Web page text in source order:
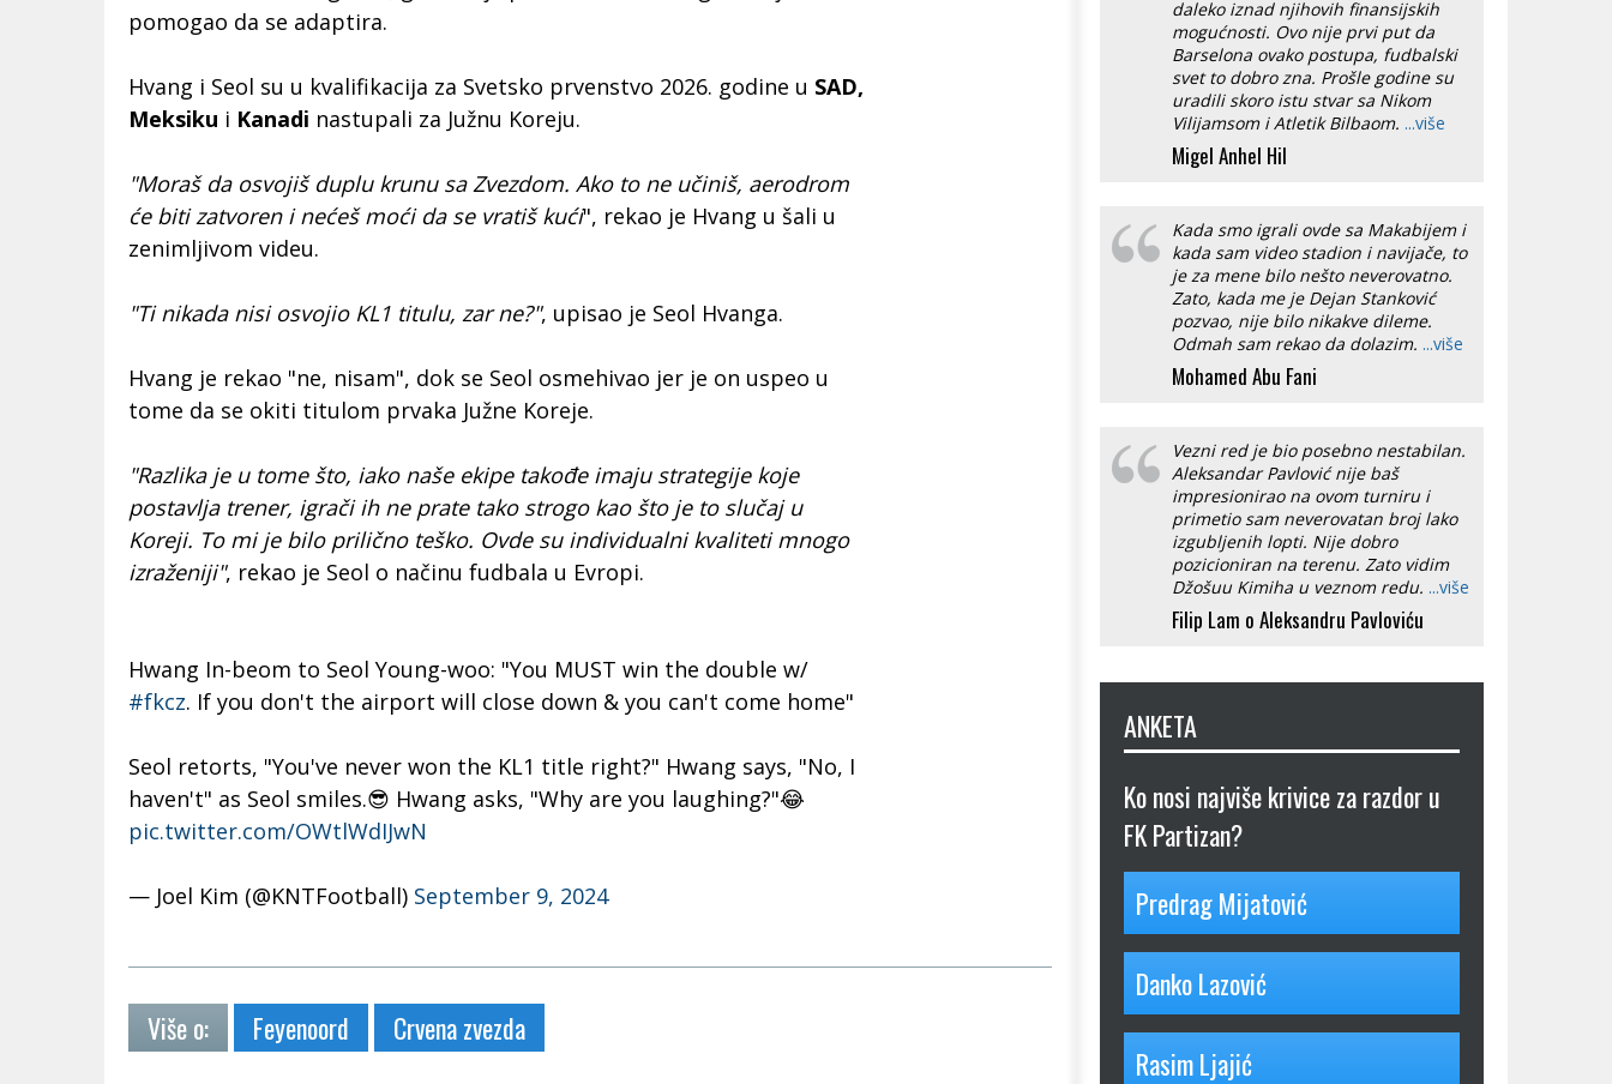
pomogao da se adaptira.
Hvang i Seol su u kvalifikacija za Svetsko prvenstvo 2026. godine u SAD,
Meksiku i Kanadi nastupali za Južnu Koreju.
"Moraš da osvojiš duplu krunu sa Zvezdom. Ako to ne učiniš, aerodrom
će biti zatvoren i nećeš moći da se vratiš kući", rekao je Hvang u šali u
zenimljivom videu.
"Ti nikada nisi osvojio KL1 titulu, zar ne?", upisao je Seol Hvanga.
Hvang je rekao "ne, nisam", dok se Seol osmehivao jer je on uspeo u
tome da se okiti titulom prvaka Južne Koreje.
"Razlika je u tome što, iako naše ekipe takođe imaju strategije koje
postavlja trener, igrači ih ne prate tako strogo kao što je to slučaj u
Koreji. To mi je bilo prilično teško. Ovde su individualni kvaliteti mnogo
izraženiji", rekao je Seol o načinu fudbala u Evropi.
Hwang In-beom to Seol Young-woo: "You MUST win the double w/
#fkcz. If you don't the airport will close down & you can't come home"
Seol retorts, "You've never won the KL1 title right?" Hwang says, "No, I
haven't" as Seol smiles.😎 Hwang asks, "Why are you laughing?"😂
pic.twitter.com/OWtlWdIJwN
— Joel Kim (@KNTFootball) September 9, 2024
Više o: Feyenoord Crvena zvezda
daleko iznad njihovih finansijskih
mogućnosti. Ovo nije prvi put da
Barselona ovako postupa, fudbalski
svet to dobro zna. Prošle godine su
uradili skoro istu stvar sa Nikom
Vilijamsom i Atletik Bilbaom. ...više
Migel Anhel Hil
Kada smo igrali ovde sa Makabijem i
kada sam video stadion i navijače, to
je za mene bilo nešto neverovatno.
Zato, kada me je Dejan Stanković
pozvao, nije bilo nikakve dileme.
Odmah sam rekao da dolazim. ...više
Mohamed Abu Fani
Vezni red je bio posebno nestabilan.
Aleksandar Pavlović nije baš
impresionirao na ovom turniru i
primetio sam neverovatan broj lako
izgubljenih lopti. Nije dobro
pozicioniran na terenu. Zato vidim
Džošuu Kimiha u veznom redu. ...više
Filip Lam o Aleksandru Pavloviću
ANKETA
Ko nosi najviše krivice za razdor u
FK Partizan?
Predrag Mijatović
Danko Lazović
Rasim Ljajić